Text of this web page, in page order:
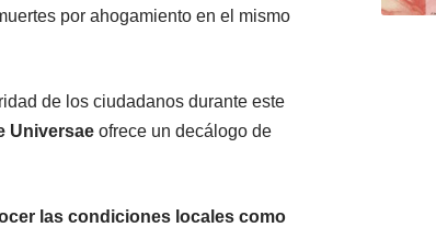
por ahogamiento en el mismo
de los ciudadanos durante este
Universae ofrece un decálogo de
las condiciones locales como